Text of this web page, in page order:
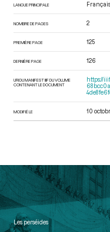
LANGUE PRINCIPALE Français
NOMBRE DE PAGES 2
PREMIÈRE PAGE 125
DERNIÈRE PAGE 126
URI DU MANIFEST IIIF DU VOLUME
CONTENANT LE DOCUMENT
https://
MODIFIÉ LE 10
Les perséides